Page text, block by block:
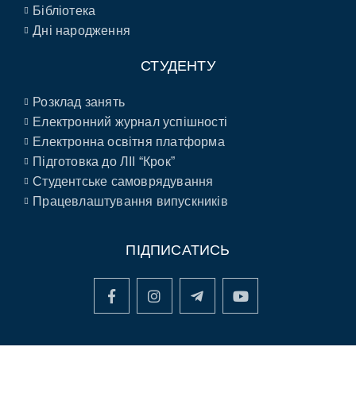
Бібліотека
Дні народження
СТУДЕНТУ
Розклад занять
Електронний журнал успішності
Електронна освітня платформа
Підготовка до ЛІІ “Крок”
Студентське самоврядування
Працевлаштування випускників
ПІДПИСАТИСЬ